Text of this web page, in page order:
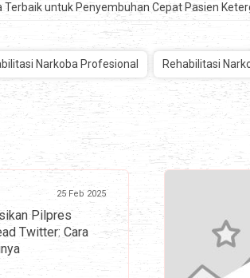
untuk Penyembuhan Cepat Pasien
Narkoba Profesional Rehabilitasi
25 Feb 2025
Pilpres
Twitter: Cara